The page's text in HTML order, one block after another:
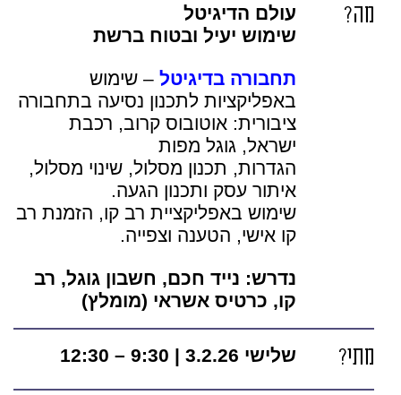
מה?
עולם הדיגיטל
שימוש יעיל ובטוח ברשת
תחבורה בדיגיטל – שימוש
באפליקציות לתכנון נסיעה בתחבורה
ציבורית: אוטובוס קרוב, רכבת
ישראל, גוגל מפות
הגדרות, תכנון מסלול, שינוי מסלול,
איתור עסק ותכנון הגעה.
שימוש באפליקציית רב קו, הזמנת רב
קו אישי, הטענה וצפייה.
נדרש: נייד חכם, חשבון גוגל, רב
קו, כרטיס אשראי (מומלץ)
מתי? שלישי 3.2.26 |